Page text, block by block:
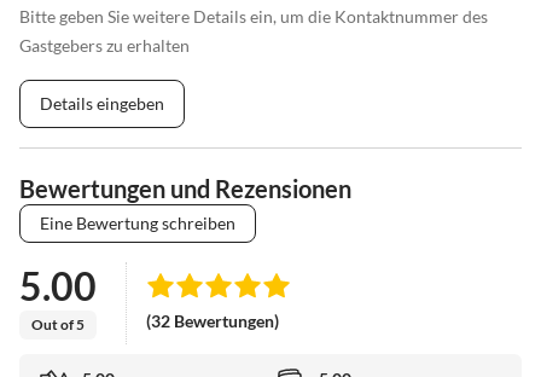
Bitte geben Sie weitere Details ein, um die Kontaktnummer des
Gastgebers zu erhalten
Details eingeben
Bewertungen und Rezensionen
Eine Bewertung schreiben
5.00
Out of 5 (32 Bewertungen)